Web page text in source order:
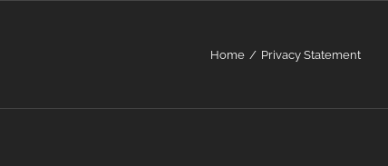
Home Privacy Statement